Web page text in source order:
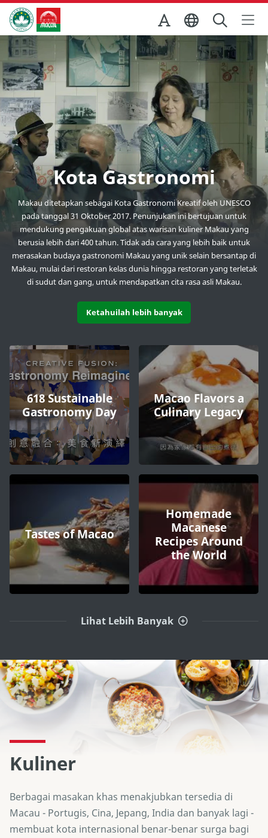
Skip to Main Content
Kantor Pariwisata Pemerintah Macau
Kota Gastronomi
Makau ditetapkan sebagai Kota Gastronomi Kreatif oleh UNESCO
pada tanggal 31 Oktober 2017. Penunjukan ini bertujuan untuk
mendukung pengakuan global atas warisan kuliner Makau yang
berusia lebih dari 400 tahun. Tidak ada cara yang lebih baik untuk
merasakan budaya gastronomi Makau yang unik selain bersantap di
Makau, mulai dari restoran kelas dunia hingga restoran yang terletak
di sudut dan gang, untuk mendapatkan cita rasa asli Makau.
Ketahuilah lebih banyak
618 Sustainable
Gastronomy Day
Macao Flavors a
Culinary Legacy
Tastes of Macao
Homemade
Macanese
Recipes Around
the World
Lihat Lebih Banyak
Kuliner
Berbagai masakan khas menakjubkan tersedia di
Macau - Portugis, Cina, Jepang, India dan banyak lagi -
membuat kota internasional benar-benar surga bagi